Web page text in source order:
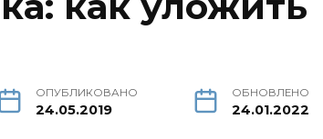
ОПУБЛИКОВАНО
24.05.2019
ОБНОВЛЕНО
24.01.2022